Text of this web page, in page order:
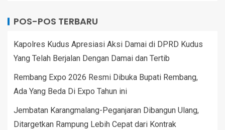
POS-POS TERBARU
Kapolres Kudus Apresiasi Aksi Damai di DPRD Kudus
Yang Telah Berjalan Dengan Damai dan Tertib
Rembang Expo 2026 Resmi Dibuka Bupati Rembang,
Ada Yang Beda Di Expo Tahun ini
Jembatan Karangmalang-Peganjaran Dibangun Ulang,
Ditargetkan Rampung Lebih Cepat dari Kontrak